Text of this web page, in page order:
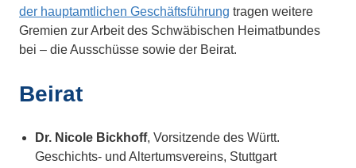
der hauptamtlichen Geschäftsführung tragen weitere
Gremien zur Arbeit des Schwäbischen Heimatbundes
bei – die Ausschüsse sowie der Beirat.
Beirat
Dr. Nicole Bickhoff, Vorsitzende des Württ.
Geschichts- und Altertumsvereins, Stuttgart